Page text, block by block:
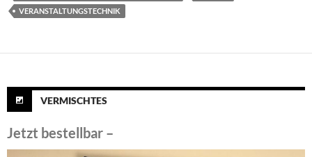
VERANSTALTUNGSTECHNIK
VERMISCHTES
Jetzt bestellbar –